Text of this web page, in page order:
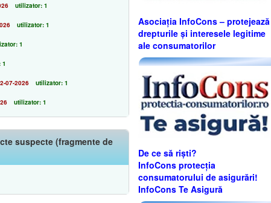
utilizator: 1
utilizator: 1
1
1
07-2026 utilizator: 1
utilizator: 1
suspecte (fragmente de
Asociația InfoCons – protejează
drepturile și interesele legitime
ale consumatorilor
De ce să riști?
InfoCons protecția
consumatorului de asigurări!
InfoCons Te Asigură